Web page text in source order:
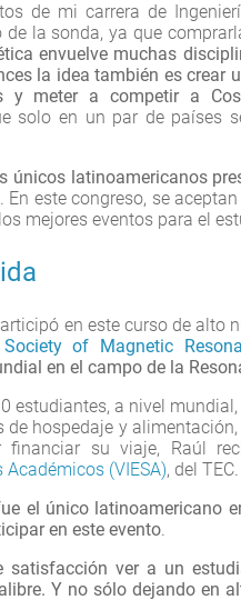
de mi carrera de
la sonda, ya que
envuelve muchas
la idea también es crear
y meter a competir a
solo en un par de países
únicos latinoamericanos
. En este congreso, se
mejores eventos para el
en este curso de alto
Society of Magnetic
en el campo de la
estudiantes, a nivel
de hospedaje y
financiar su viaje, Raúl
(VIESA), del TEC.
el único latinoamericano
en este evento.
satisfacción ver a un
Y no sólo dejando en